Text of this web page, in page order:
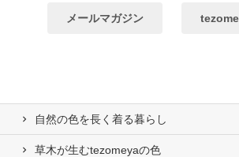
メールマガジン
自然の⾊を⻑く着る暮らし
草木が生むtezomeyaの⾊